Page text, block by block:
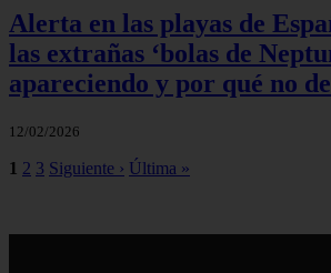
Alerta en las playas de
las extrañas ‘bolas de
apareciendo y por qué no
12/02/2026
1 2 3 Siguiente › Última »